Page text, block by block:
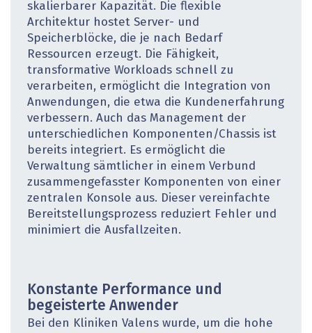
skalierbarer Kapazität. Die flexible
Architektur hostet Server- und
Speicherblöcke, die je nach Bedarf
Ressourcen erzeugt. Die Fähigkeit,
transformative Workloads schnell zu
verarbeiten, ermöglicht die Integration von
Anwendungen, die etwa die Kundenerfahrung
verbessern. Auch das Management der
unterschiedlichen Komponenten/Chassis ist
bereits integriert. Es ermöglicht die
Verwaltung sämtlicher in einem Verbund
zusammengefasster Komponenten von einer
zentralen Konsole aus. Dieser vereinfachte
Bereitstellungsprozess reduziert Fehler und
minimiert die Ausfallzeiten.
Konstante Performance und
begeisterte ­Anwender
Bei den Kliniken Valens wurde, um die hohe